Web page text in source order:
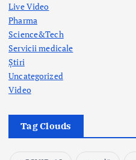
Live Video
Pharma
Science&Tech
Servicii medicale
Știri
Uncategorized
Video
Tag Clouds